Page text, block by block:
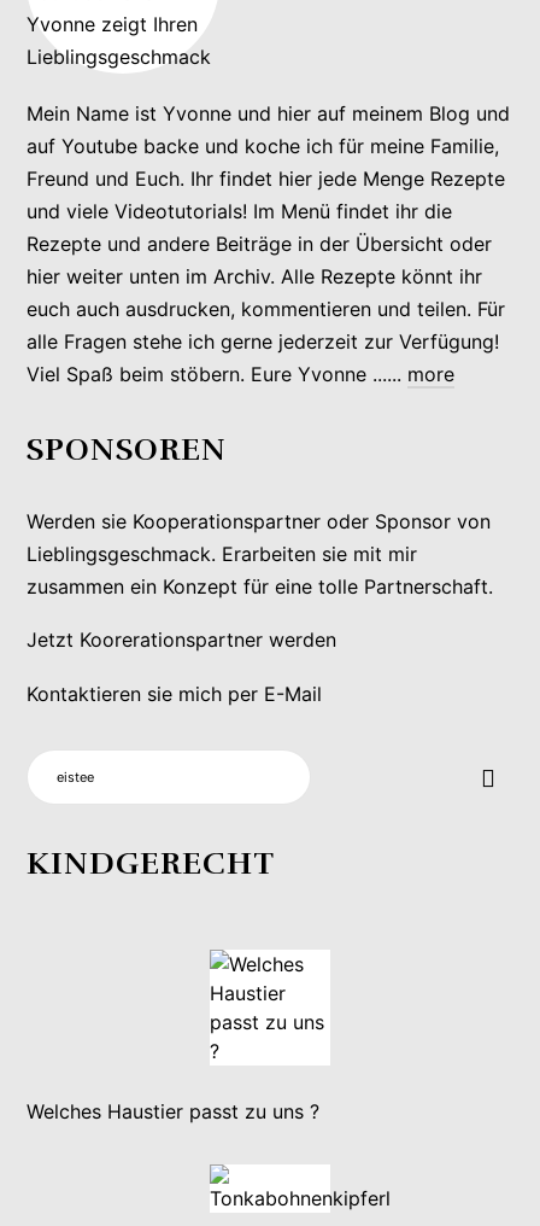
Mein Name ist Yvonne und hier auf meinem Blog und
auf Youtube backe und koche ich für meine Familie,
Freund und Euch. Ihr findet hier jede Menge Rezepte
und viele Videotutorials! Im Menü findet ihr die
Rezepte und andere Beiträge in der Übersicht oder
hier weiter unten im Archiv. Alle Rezepte könnt ihr
euch auch ausdrucken, kommentieren und teilen. Für
alle Fragen stehe ich gerne jederzeit zur Verfügung!
Viel Spaß beim stöbern. Eure Yvonne ...... more
SPONSOREN
Werden sie Kooperationspartner oder Sponsor von
Lieblingsgeschmack. Erarbeiten sie mit mir
zusammen ein Konzept für eine tolle Partnerschaft.
Jetzt Koorerationspartner werden
Kontaktieren sie mich per E-Mail
SUCHEN
NACH:
KINDGERECHT
Welches Haustier passt zu uns ?